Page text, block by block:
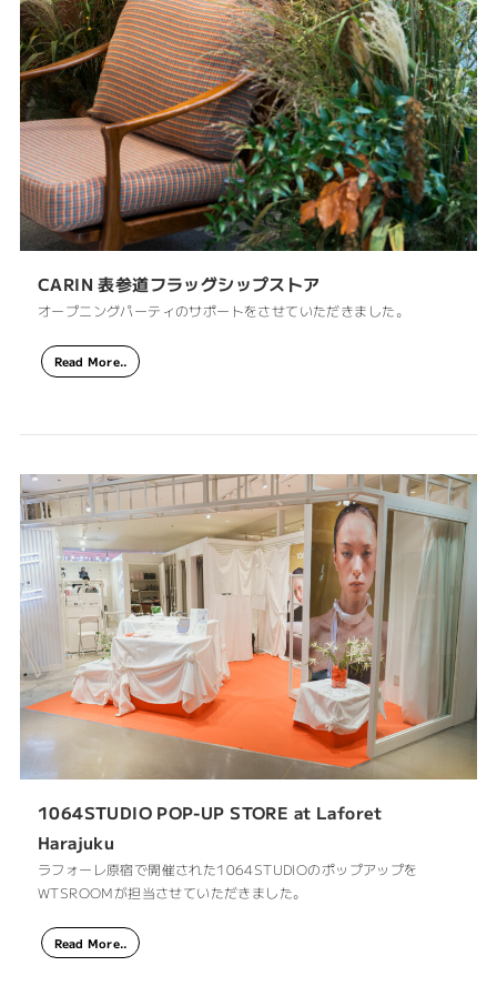
CARIN 表参道フラッグシップストア
オープニングパーティのサポートをさせていただきました。
Read More..
1064STUDIO POP-UP STORE at Laforet
Harajuku
ラフォーレ原宿で開催された1064STUDIOのポップアップを
WTSROOMが担当させていただきました。
Read More..